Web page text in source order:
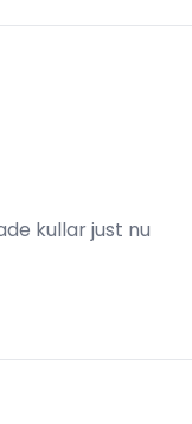
kullar just nu